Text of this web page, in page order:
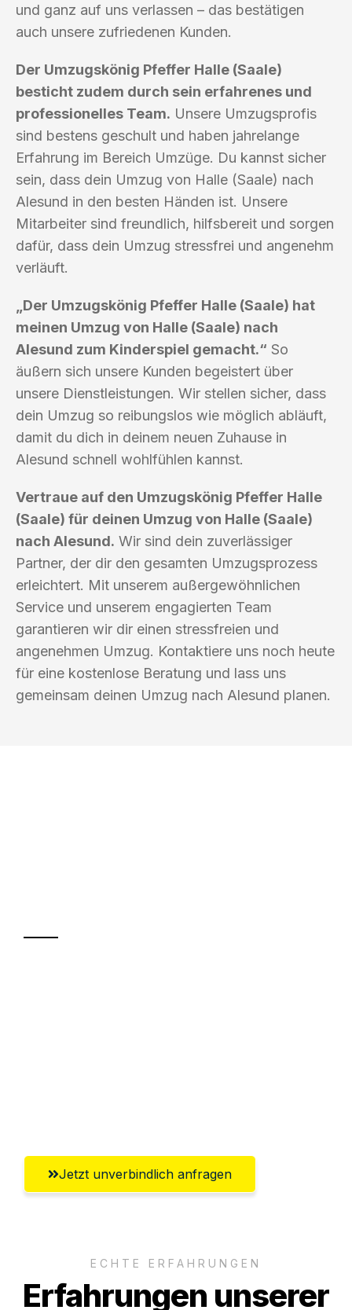
und ganz auf uns verlassen – das bestätigen
auch unsere zufriedenen Kunden.
Der Umzugskönig Pfeffer Halle (Saale)
besticht zudem durch sein erfahrenes und
professionelles Team. Unsere Umzugsprofis
sind bestens geschult und haben jahrelange
Erfahrung im Bereich Umzüge. Du kannst sicher
sein, dass dein Umzug von Halle (Saale) nach
Alesund in den besten Händen ist. Unsere
Mitarbeiter sind freundlich, hilfsbereit und sorgen
dafür, dass dein Umzug stressfrei und angenehm
verläuft.
„Der Umzugskönig Pfeffer Halle (Saale) hat
meinen Umzug von Halle (Saale) nach
Alesund zum Kinderspiel gemacht.“ So
äußern sich unsere Kunden begeistert über
unsere Dienstleistungen. Wir stellen sicher, dass
dein Umzug so reibungslos wie möglich abläuft,
damit du dich in deinem neuen Zuhause in
Alesund schnell wohlfühlen kannst.
Vertraue auf den Umzugskönig Pfeffer Halle
(Saale) für deinen Umzug von Halle (Saale)
nach Alesund. Wir sind dein zuverlässiger
Partner, der dir den gesamten Umzugsprozess
erleichtert. Mit unserem außergewöhnlichen
Service und unserem engagierten Team
garantieren wir dir einen stressfreien und
angenehmen Umzug. Kontaktiere uns noch heute
für eine kostenlose Beratung und lass uns
gemeinsam deinen Umzug nach Alesund planen.
Jetzt unverbindlich anfragen
ECHTE ERFAHRUNGEN
Erfahrungen unserer